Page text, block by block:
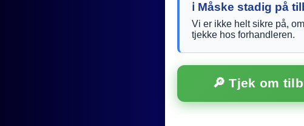
ℹ️ Måske stadig på
Vi er ikke helt sikre på,
tjekke hos forhandleren.
🔎 Tjek om